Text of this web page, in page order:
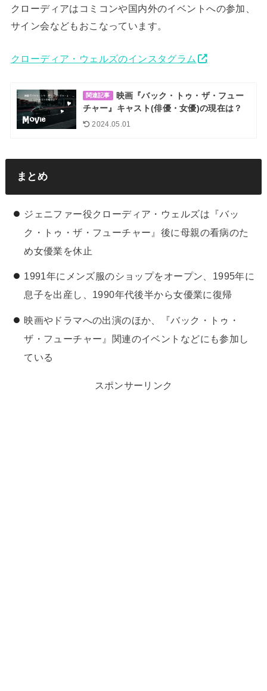
クローディアはコミコンや国内外のイベントへの参加、
サイン会などもおこなっています。
クローディア・ウェルズのインスタグラム
関連記事
映画『バック・トゥ・ザ・フュー
チャー』キャスト(俳優・女優)の現在は？
2024.05.01
まとめ
ジェニファー役クローディア・ウェルズは『バッ
ク・トゥ・ザ・フューチャー』後に母親の看病のた
め女優業を休止
1991年にメンズ服のショップをオープン、1995年に
息子を出産し、1990年代後半から女優業に復帰
映画やドラマへの出演のほか、『バック・トゥ・
ザ・フューチャー』関連のイベントなどにも参加し
ている
スポンサーリンク